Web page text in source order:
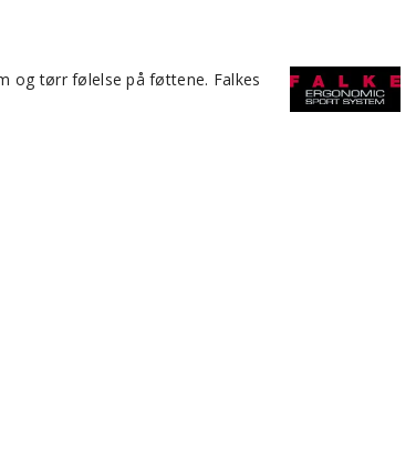
og tørr følelse på føttene. Falkes